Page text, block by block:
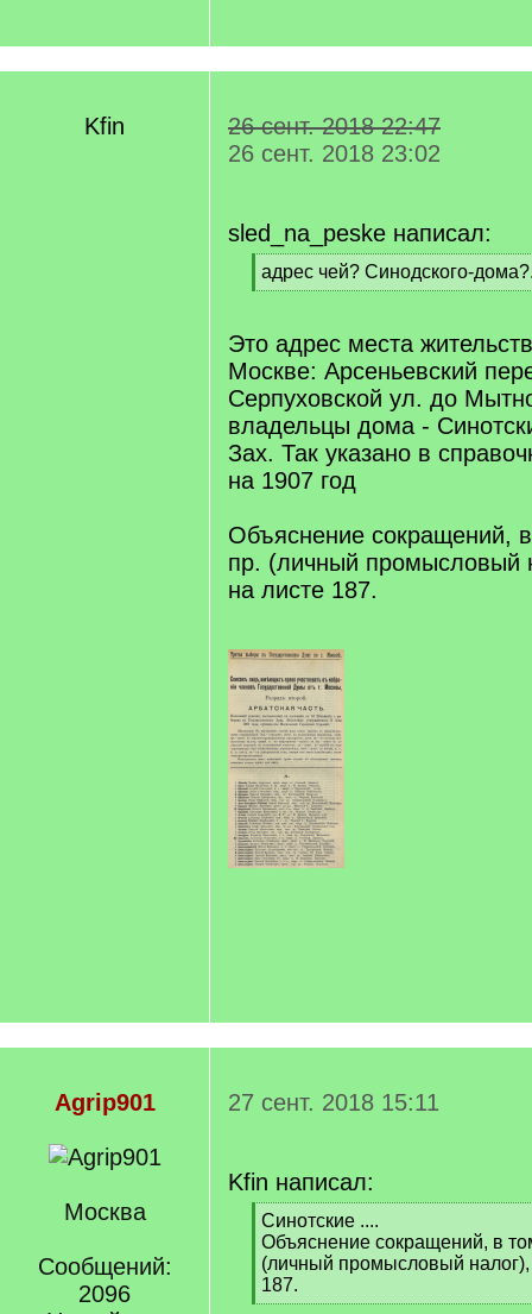
Kfin
26 сент. 2018 22:47
26 сент. 2018 23:02
sled_na_peske написал:
[
q
адрес чей? Синодского-
[
q
]
Это адрес места
Москве: Арсеньевский
Серпуховской ул. до
владельцы дома -
Зах. Так указано в
на 1907 год
Объяснение сокращений,
пр. (личный промысловый
на листе 187.
Agrip901
Москва
Сообщений:
2096
27 сент. 2018 15:11
Kfin написал:
[
q
]
Синотские ....
Объяснение сокращений, в
(личный промысловый налог),
187.
[